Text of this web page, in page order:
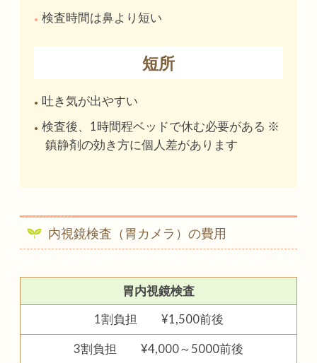
検査時間は鼻より短い
短所
吐き気が出やすい
検査後、1時間程ベッドで休む必要がある ※
鎮静剤の効き方に個人差があります
内視鏡検査（胃カメラ）の費用
胃内視鏡検査
1割負担 ¥1,500前後
3割負担 ¥4,000～5000前後